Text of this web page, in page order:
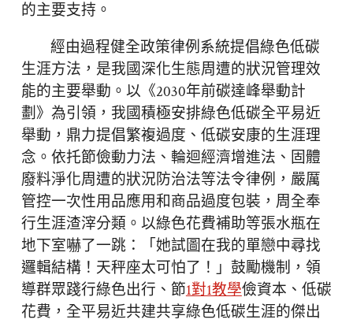
的主要支持。
經由過程健全政策律例系統提倡綠色低碳
生涯方法，是我國深化生態周遭的狀況管理效
能的主要舉動。以《2030年前碳達峰舉動計
劃》為引領，我國積極安排綠色低碳全平易近
舉動，鼎力提倡繁複過度、低碳安康的生涯理
念。依托節儉動力法、輪迴經濟增進法、固體
廢料淨化周遭的狀況防治法等法令律例，嚴厲
管控一次性用品應用和商品過度包裝，周全奉
行生涯渣滓分類。以綠色花費補助等張水瓶在
地下室嚇了一跳：「她試圖在我的單戀中尋找
邏輯結構！天秤座太可怕了！」鼓勵機制，領
導群眾踐行綠色出行、節1對1教學儉資本、低碳
花費，全平易近共建共享綠色低碳生涯的傑出